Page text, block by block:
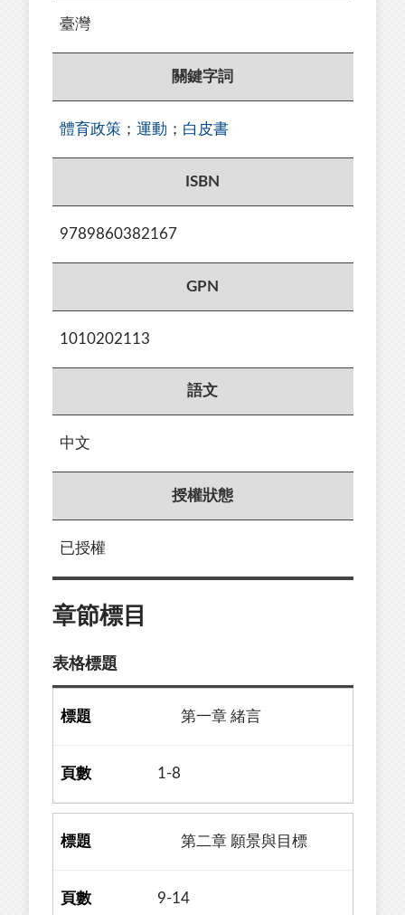
臺灣
關鍵字詞
體育政策 ； 運動 ； 白皮書
ISBN
9789860382167
GPN
1010202113
語文
中文
授權狀態
已授權
章節標目
表格標題
第一章 緒言
1-8
第二章 願景與目標
9-14